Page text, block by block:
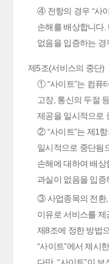
④ 전항의 경우 “사
손해를 배상합니다.
없음을 입증하는 경
제5조(서비스의 중단)
① “사이트”는 컴퓨
고장, 통신의 두절
제공을 일시적으로
② “사이트”는 제1
일시적으로 중단됨
손해에 대하여 배상
과실이 없음을 입증
③ 사업종목의 전환,
이유로 서비스를 제
제8조에 정한 방법
“사이트”에서 제시